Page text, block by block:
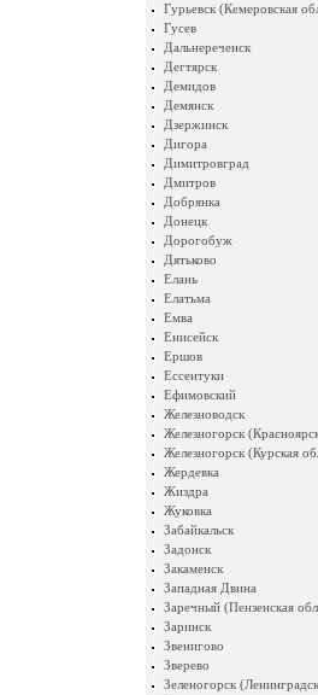
Гурьевск (Кемеровская
Гусев
Дальнереченск
Дегтярск
Демидов
Демянск
Дзержинск
Дигора
Димитровград
Дмитров
Добрянка
Донецк
Дорогобуж
Дятьково
Елань
Елатьма
Емва
Енисейск
Ершов
Ессентуки
Ефимовский
Железноводск
Железногорск
Железногорск (Курская
Жердевка
Жиздра
Жуковка
Забайкальск
Задонск
Закаменск
Западная Двина
Заречный (Пензенская
Заринск
Звенигово
Зверево
Зеленогорск